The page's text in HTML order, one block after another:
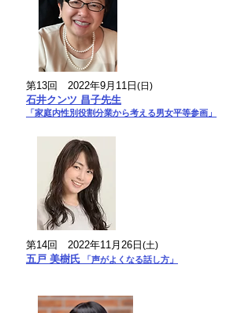
第13回 2022年9月11日 (日)
石井クンツ 昌子先生
「家庭内性別役割分業から考える男女平等参画」
第14回 2022年11月26日 (土)
五戸 美樹氏 「声がよくなる話し方」